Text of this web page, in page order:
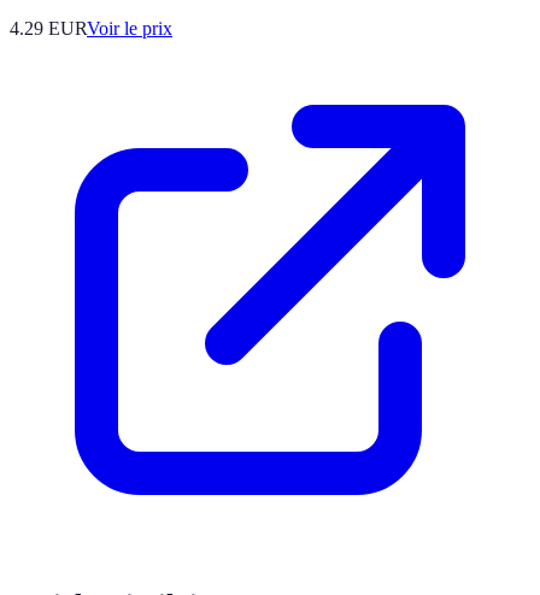
4.29 EURVoir le prix